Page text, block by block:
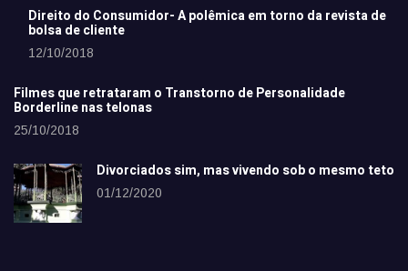
Direito do Consumidor- A polêmica em torno da revista de
bolsa de cliente
12/10/2018
Filmes que retrataram o Transtorno de Personalidade
Borderline nas telonas
25/10/2018
Divorciados sim, mas vivendo sob o mesmo teto
01/12/2020